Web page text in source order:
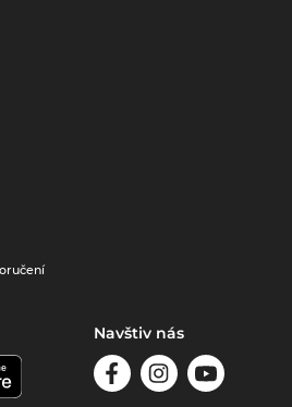
Navštiv nás